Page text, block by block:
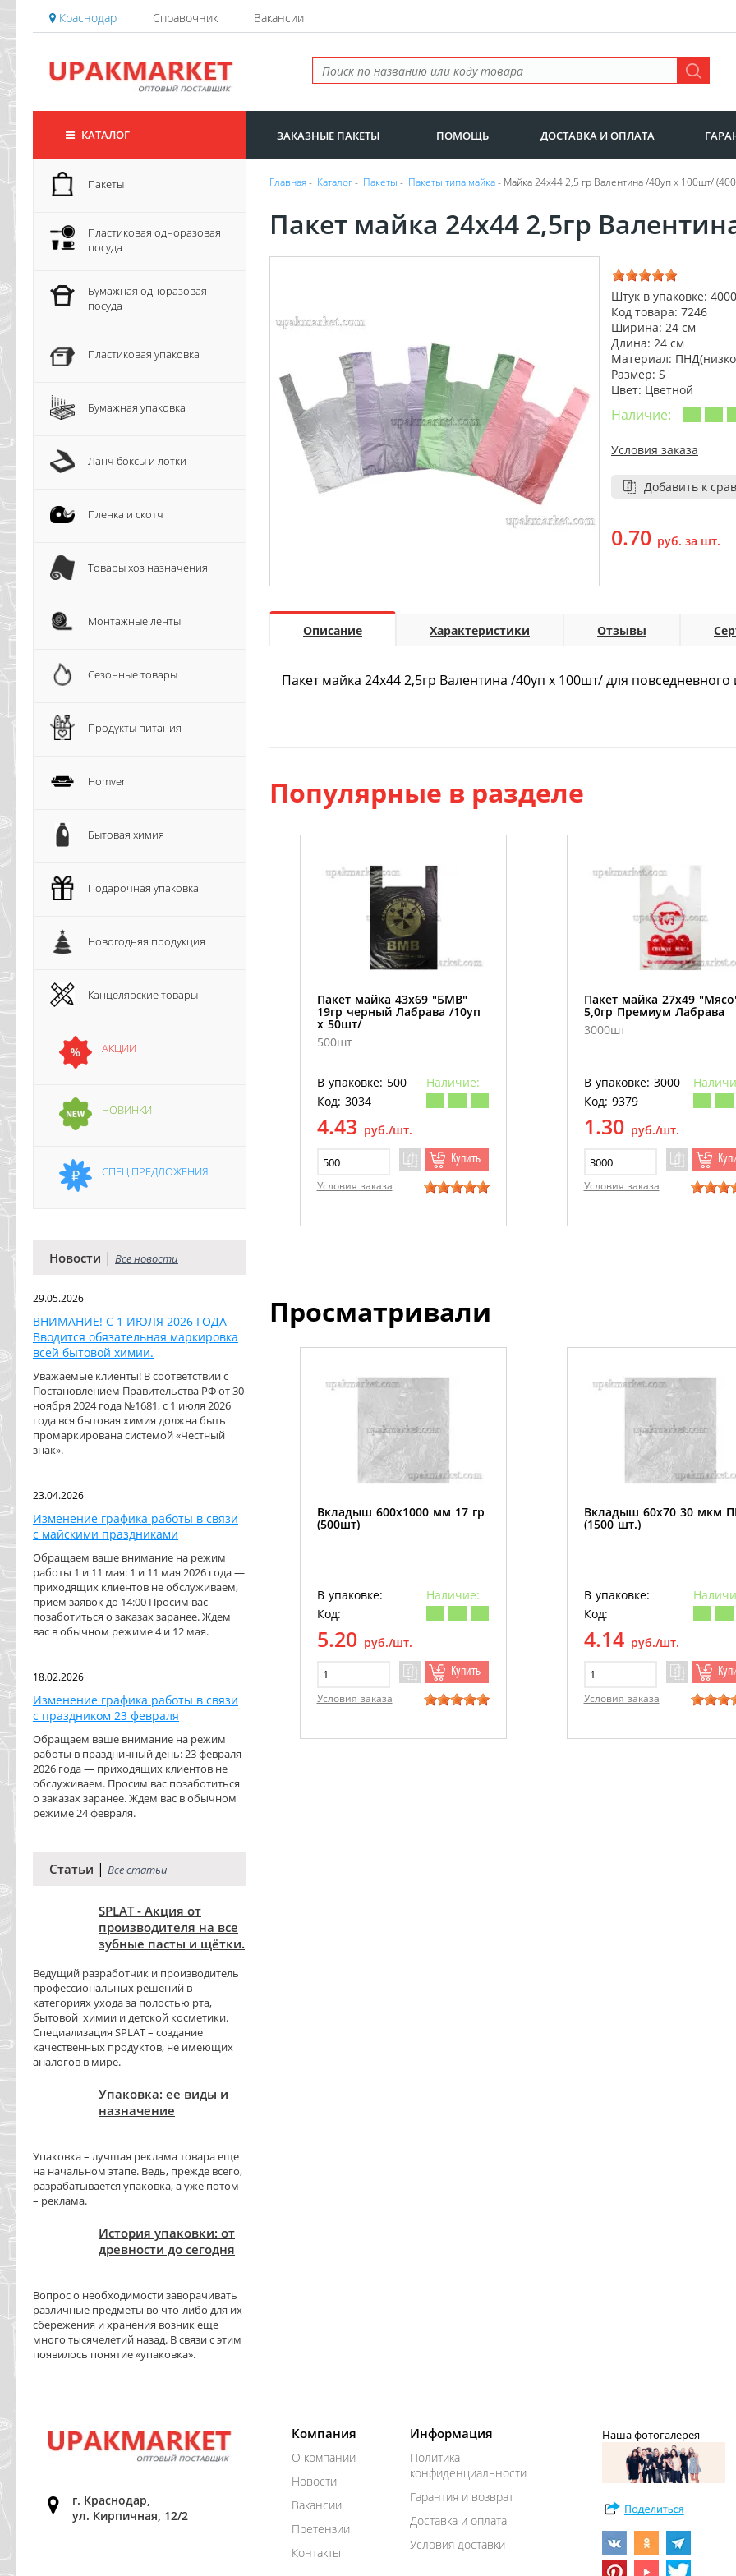
Краснодар Справочник Вакансии
КАТАЛОГ ЗАКАЗНЫЕ ПАКЕТЫ ПОМОЩЬ ДОСТАВКА И ОПЛАТА
Пакеты
Пластиковая одноразовая
посуда
Бумажная одноразовая
посуда
Пластиковая упаковка
Бумажная упаковка
Ланч боксы и лотки
Пленка и скотч
Товары хоз назначения
Монтажные ленты
Сезонные товары
Продукты питания
Homver
Бытовая химия
Подарочная упаковка
Новогодняя продукция
Канцелярские товары
АКЦИИ
НОВИНКИ
СПЕЦ ПРЕДЛОЖЕНИЯ
Новости | Все новости
29.05.2026
ВНИМАНИЕ! С 1 ИЮЛЯ 2026 ГОДА
Вводится обязательная маркировка
всей бытовой химии.
Уважаемые клиенты! В соответствии с
Постановлением Правительства РФ от 30
ноября 2024 года №1681, с 1 июля 2026
года вся бытовая химия должна быть
промаркирована системой «Честный
знак».
23.04.2026
Изменение графика работы в связи
с майскими праздниками
Обращаем ваше внимание на режим
работы 1 и 11 мая: 1 и 11 мая 2026 года —
приходящих клиентов не обслуживаем,
прием заявок до 14:00 Просим вас
позаботиться о заказах заранее. Ждем
вас в обычном режиме 4 и 12 мая.
18.02.2026
Изменение графика работы в связи
с праздником 23 февраля
Обращаем ваше внимание на режим
работы в праздничный день: 23 февраля
2026 года — приходящих клиентов не
обслуживаем. Просим вас позаботиться
о заказах заранее. Ждем вас в обычном
режиме 24 февраля.
Статьи | Все статьи
SPLAT - Акция от
производителя на все
зубные пасты и щётки.
Ведущий разработчик и производитель
профессиональных решений в
категориях ухода за полостью рта,
бытовой химии и детской косметики.
Специализация SPLAT – создание
качественных продуктов, не имеющих
аналогов в мире.
Упаковка: ее виды и
назначение
Упаковка – лучшая реклама товара еще
на начальном этапе. Ведь, прежде всего,
разрабатывается упаковка, а уже потом
– реклама.
История упаковки: от
древности до сегодня
Вопрос о необходимости заворачивать
различные предметы во что-либо для их
сбережения и хранения возник еще
много тысячелетий назад. В связи с этим
появилось понятие «упаковка».
Главная- Каталог- Пакеты - Пакеты типа майка- Майка 24х44 2,5 гр Валентина /40уп х 100шт/
Пакет майка 24х44 2,5гр
Штук в упаковке: 4000
Код товара: 7246
Ширина: 24 см
Длина: 24 см
Материал:
Размер: S
Цвет: Цветной
Наличие:
Условия заказа
Добавить к
0.70 руб. за шт.
Описание Характеристики Отзывы
Пакет майка 24х44 2,5гр Валентина /40уп х 100шт/ для
Популярные в разделе
Пакет майка 43х69 "БМВ"
19гр черный Лабрава /10уп
х 50шт/
500шт
В упаковке: 500
Наличие:
Код: 3034
4.43 руб./шт.
Купить
Условия заказа
Пакет майка 27х49
5,0гр Премиум Лабрава
3000шт
В упаковке: 3000
Код: 9379
1.30 руб./шт.
Условия заказа
Просматривали
Вкладыш 600х1000 мм 17 гр
(500шт)
В упаковке:
Наличие:
Код:
5.20 руб./шт.
Купить
Условия заказа
Вкладыш 60х70 30 мкм
(1500 шт.)
В упаковке:
Код:
4.14 руб./шт.
Условия заказа
г. Краснодар,
ул. Кирпичная, 12/2
Компания
О компании
Новости
Вакансии
Претензии
Контакты
Информация
Политика
конфиденциальности
Гарантия и возврат
Доставка и оплата
Условия доставки
Наша фотогалерея